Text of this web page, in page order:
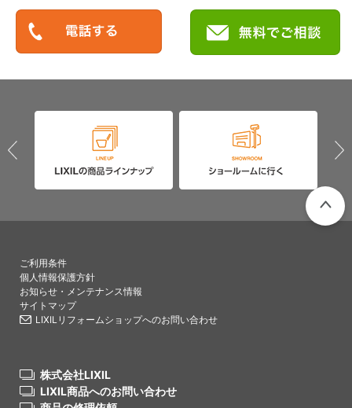
ご利用条件
個人情報保護方針
お知らせ・メンテナンス情報
サイトマップ
LIXILリフォームショップへのお問い合わせ
株式会社LIXIL
LIXIL商品へのお問い合わせ